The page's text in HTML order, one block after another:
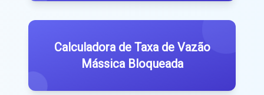
Calculadora de Taxa de Vazão
Mássica Bloqueada